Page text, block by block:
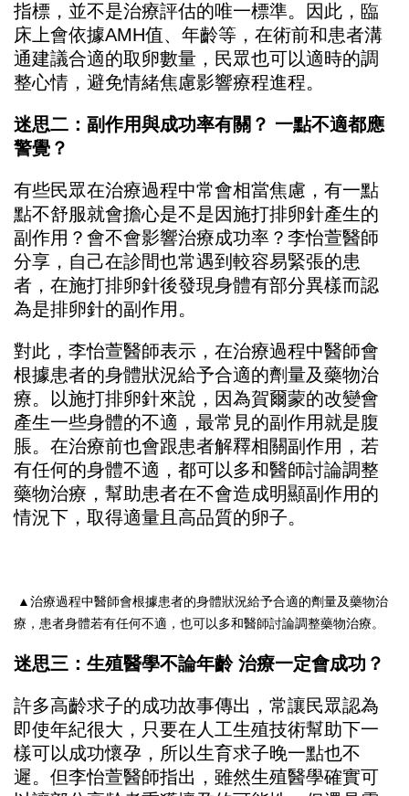
指標，並不是治療評估的唯一標準。因此，臨
床上會依據AMH值、年齡等，在術前和患者溝
通建議合適的取卵數量，民眾也可以適時的調
整心情，避免情緒焦慮影響療程進程。
迷思二：副作用與成功率有關？ 一點不適都應
警覺？
有些民眾在治療過程中常會相當焦慮，有一點
點不舒服就會擔心是不是因施打排卵針產生的
副作用？會不會影響治療成功率？李怡萱醫師
分享，自己在診間也常遇到較容易緊張的患
者，在施打排卵針後發現身體有部分異樣而認
為是排卵針的副作用。
對此，李怡萱醫師表示，在治療過程中醫師會
根據患者的身體狀況給予合適的劑量及藥物治
療。以施打排卵針來說，因為賀爾蒙的改變會
產生一些身體的不適，最常見的副作用就是腹
脹。在治療前也會跟患者解釋相關副作用，若
有任何的身體不適，都可以多和醫師討論調整
藥物治療，幫助患者在不會造成明顯副作用的
情況下，取得適量且高品質的卵子。
▲治療過程中醫師會根據患者的身體狀況給予合適的劑量及藥物治
療，患者身體若有任何不適，也可以多和醫師討論調整藥物治療。
迷思三：生殖醫學不論年齡 治療一定會成功？
許多高齡求子的成功故事傳出，常讓民眾認為
即使年紀很大，只要在人工生殖技術幫助下一
樣可以成功懷孕，所以生育求子晚一點也不
遲。但李怡萱醫師指出，雖然生殖醫學確實可